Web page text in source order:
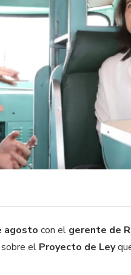
agostocon el gerente de
el Proyecto de Ley